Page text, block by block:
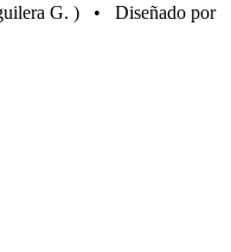
G. ) • Diseñado por